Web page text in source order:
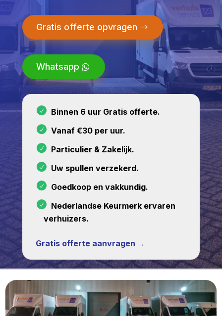
Gratis offerte opvragen
Whatsapp
Binnen 6 uur Gratis offerte.
Vanaf €30 per uur.
Particulier & Zakelijk.
Uw spullen verzekerd.
Goedkoop en vakkundig.
Nederlandse Keurmerk ervaren
verhuizers.
Gratis offerte aanvragen →